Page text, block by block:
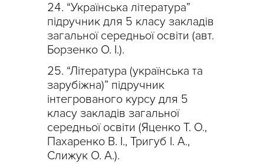
“Українська література”
підручник для 5 класу закладів
загальної середньої освіти (авт.
Борзенко О. І.).
“Література (українська та
зарубіжна)” підручник
інтегрованого курсу для 5
класу закладів загальної
середньої освіти (Яценко Т. О.,
Пахаренко В. І., Тригуб І. А.,
Слижук О. А.).